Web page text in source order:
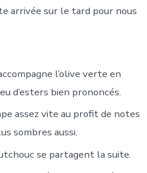
arrivée sur le tard pour nous
l’olive verte en
d’esters bien prononcés.
assez vite au profit de notes
sombres aussi.
se partagent la suite.